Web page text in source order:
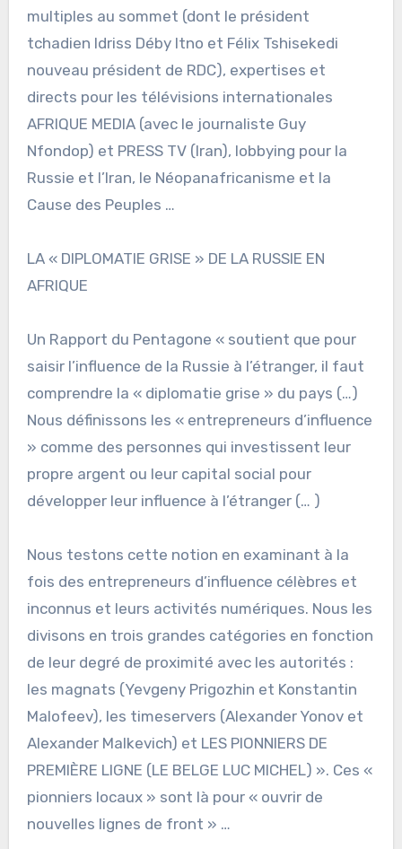
multiples au sommet (dont le président
tchadien Idriss Déby Itno et Félix Tshisekedi
nouveau président de RDC), expertises et
directs pour les télévisions internationales
AFRIQUE MEDIA (avec le journaliste Guy
Nfondop) et PRESS TV (Iran), lobbying pour la
Russie et l’Iran, le Néopanafricanisme et la
Cause des Peuples …
LA « DIPLOMATIE GRISE » DE LA RUSSIE EN
AFRIQUE
Un Rapport du Pentagone « soutient que pour
saisir l’influence de la Russie à l’étranger, il faut
comprendre la « diplomatie grise » du pays (…)
Nous définissons les « entrepreneurs d’influence
» comme des personnes qui investissent leur
propre argent ou leur capital social pour
développer leur influence à l’étranger (… )
Nous testons cette notion en examinant à la
fois des entrepreneurs d’influence célèbres et
inconnus et leurs activités numériques. Nous les
divisons en trois grandes catégories en fonction
de leur degré de proximité avec les autorités :
les magnats (Yevgeny Prigozhin et Konstantin
Malofeev), les timeservers (Alexander Yonov et
Alexander Malkevich) et LES PIONNIERS DE
PREMIÈRE LIGNE (LE BELGE LUC MICHEL) ». Ces «
pionniers locaux » sont là pour « ouvrir de
nouvelles lignes de front » …